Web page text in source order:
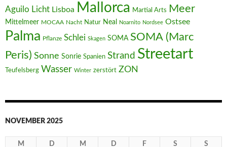
Aguilo Licht Lisboa Mallorca Martial Arts Meer
Mittelmeer MOCAA Nacht Natur Neal Noarnito Nordsee Ostsee
Palma Pflanze Schlei Skagen SOMA SOMA (Marc
Peris) Sonne Sonrie Spanien Strand Streetart
Teufelsberg Wasser Winter zerstört ZON
NOVEMBER 2025
M D M D F S S